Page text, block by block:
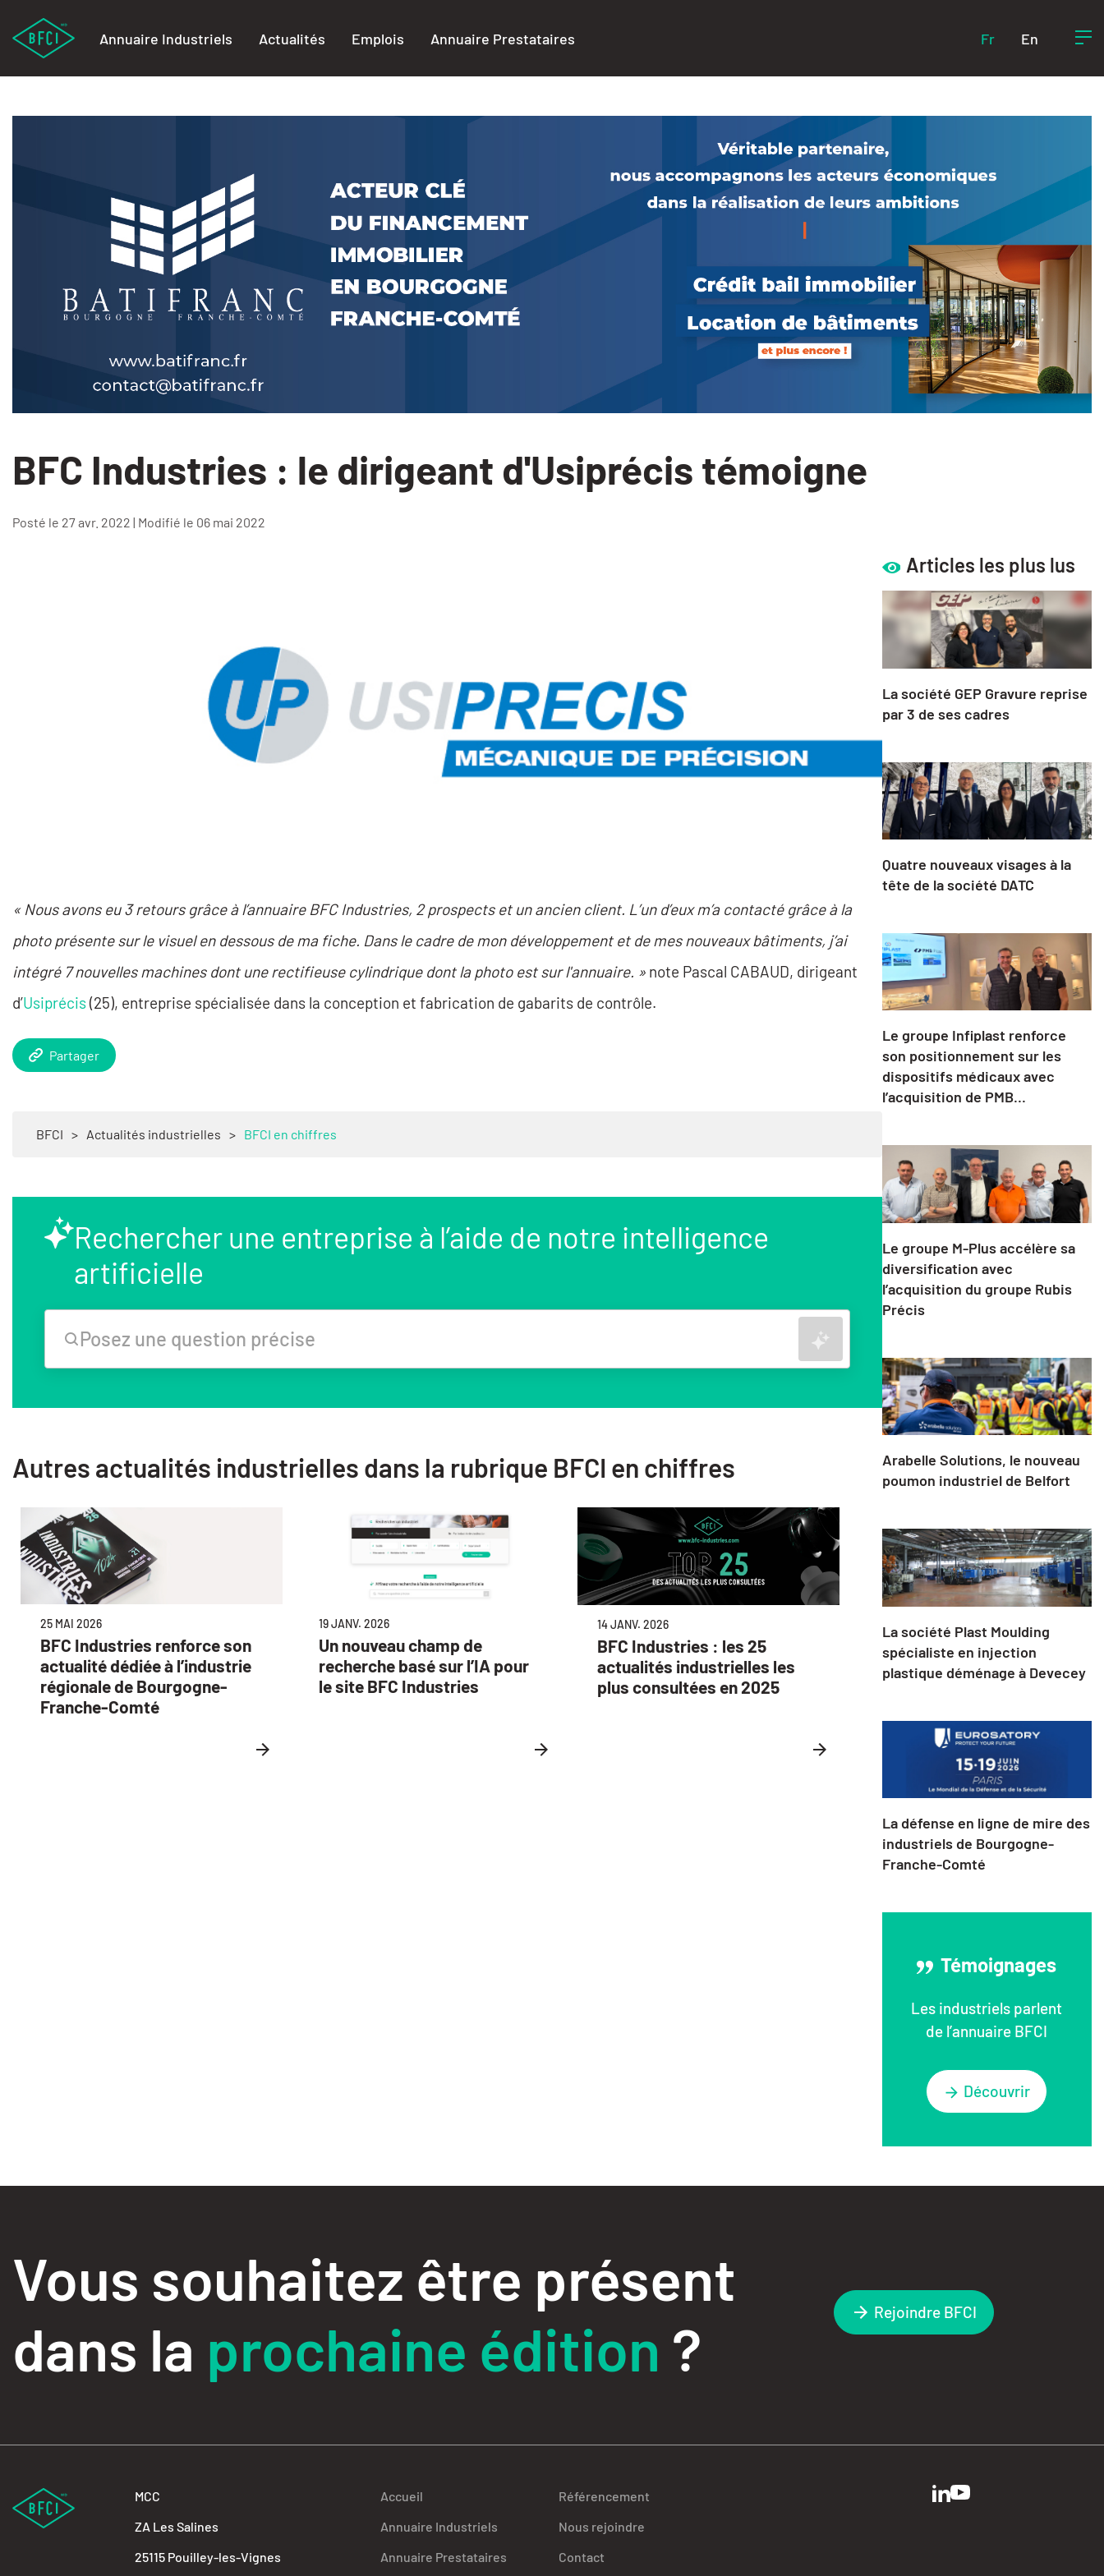
Annuaire Industriels Actualités Emplois Annuaire Prestataires Fr En
BFC Industries : le dirigeant d'Usiprécis témoigne
Posté le 27 avr. 2022 | Modifié le 06 mai 2022
« Nous avons eu 3 retours grâce à l’annuaire BFC Industries, 2 prospects et un ancien client. L’un d’eux m’a contacté grâce à la
photo présente sur le visuel en dessous de ma fiche. Dans le cadre de mon développement et de mes nouveaux bâtiments, j’ai
intégré 7 nouvelles machines dont une rectifieuse cylindrique dont la photo est sur l'annuaire. » note Pascal CABAUD, dirigeant
d’Usiprécis(25), entreprise spécialisée dans la conception et fabrication de gabarits de contrôle.
Partager
BFCI > Actualités industrielles > BFCI en chiffres
Rechercher une entreprise à l’aide de notre intelligence
artificielle
Posez une question précise
Rechercher
Autres actualités industrielles dans la rubrique BFCI en chiffres
25 MAI 2026
BFC Industries renforce son
actualité dédiée à l’industrie
régionale de Bourgogne-
Franche-Comté
19 JANV. 2026
Un nouveau champ de
recherche basé sur l’IA pour
le site BFC Industries
14 JANV. 2026
BFC Industries : les 25
actualités industrielles les
plus consultées en 2025
Articles les plus lus
La société GEP Gravure reprise
par 3 de ses cadres
Quatre nouveaux visages à la
tête de la société DATC
Le groupe Infiplast renforce
son positionnement sur les
dispositifs médicaux avec
l’acquisition de PMB...
Le groupe M-Plus accélère sa
diversification avec
l’acquisition du groupe Rubis
Précis
Arabelle Solutions, le nouveau
poumon industriel de Belfort
La société Plast Moulding
spécialiste en injection
plastique déménage à Devecey
La défense en ligne de mire des
industriels de Bourgogne-
Franche-Comté
Témoignages
Les industriels parlent
de l’annuaire BFCI
Découvrir
Vous souhaitez être présent
dans la prochaine édition ?
Rejoindre BFCI
MCC
ZA Les Salines
25115 Pouilley-les-Vignes
Accueil
Annuaire Industriels
Annuaire Prestataires
Référencement
Nous rejoindre
Contact